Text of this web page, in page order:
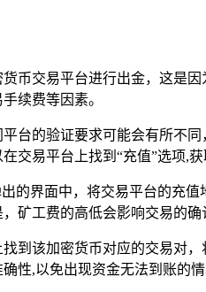
币交易平台进行出金，这是
续费等因素。
台的验证要求可能会有所不
交易平台上找到“充值”选项,
的界面中，将交易平台的充
矿工费的高低会影响交易的
到该加密货币对应的交易对
性,以免出现资金无法到账的情